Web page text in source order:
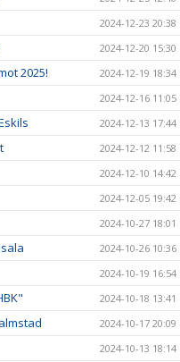
2024-12-23 20:38
2024-12-20 15:30
2025! 2024-12-19 18:34
2024-12-16 11:05
2024-12-13 17:44
2024-12-12 11:58
2024-12-10 14:42
2024-12-05 19:42
2024-10-27 18:01
2024-10-26 10:36
2024-10-19 16:54
2024-10-18 13:41
2024-10-17 20:09
2024-10-13 18:14